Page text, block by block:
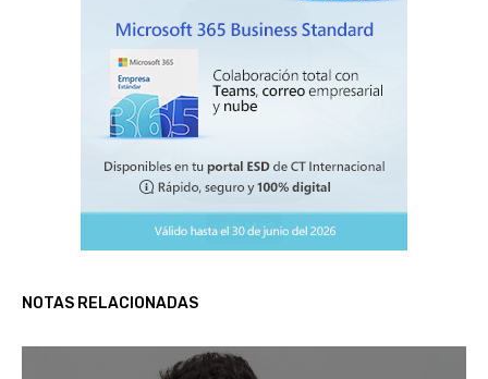
NOTAS RELACIONADAS